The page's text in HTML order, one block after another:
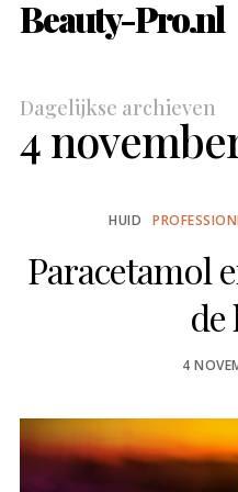
Beauty-Pro.nl
Dagelijkse archieven
4
HUID
Paracetamol
POSTED
4